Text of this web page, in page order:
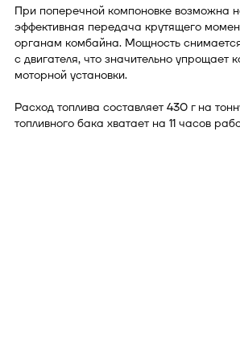
При поперечной компоновке возможна
эффективная передача крутящего
органам комбайна. Мощность
с двигателя, что значительно упрощает
моторной установки.
Расход топлива составляет 430 г на
топливного бака хватает на 11 часов